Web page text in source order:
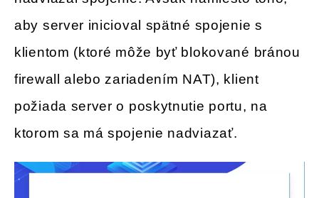
aby server inicioval spätné spojenie s
klientom (ktoré môže byť blokované bránou
firewall alebo zariadením NAT), klient
požiada server o poskytnutie portu, na
ktorom sa má spojenie nadviazať.